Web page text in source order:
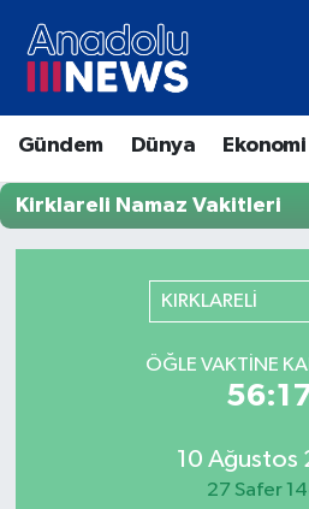
Gündem Dünya Ekonomi
Kirklareli Namaz Vakitleri
KIRKLARELİ
ÖĞLE VAKTINE
10 Ağustos
27 Safer
Hava Durumu
Trafik Durumu
Süper Lig Puan Durumu